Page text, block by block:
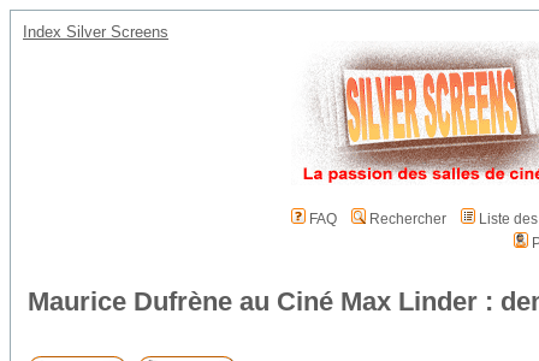
Index Silver Screens
FAQ Rechercher
Liste
Maurice Dufrène au Ciné Max Linder :